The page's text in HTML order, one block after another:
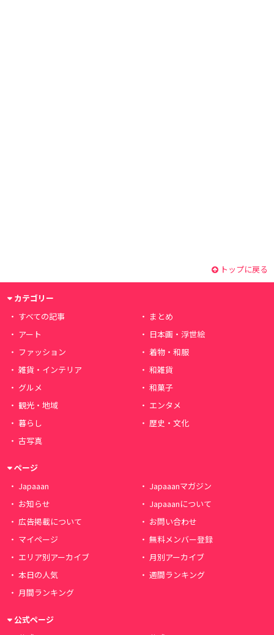
トップに戻る
カテゴリー
すべての記事
まとめ
アート
日本画・浮世絵
ファッション
着物・和服
雑貨・インテリア
和雑貨
グルメ
和菓子
観光・地域
エンタメ
暮らし
歴史・文化
古写真
ページ
Japaaan
Japaaanマガジン
お知らせ
Japaaanについて
広告掲載について
お問い合わせ
マイページ
無料メンバー登録
エリア別アーカイブ
月別アーカイブ
本日の人気
週間ランキング
月間ランキング
公式ページ